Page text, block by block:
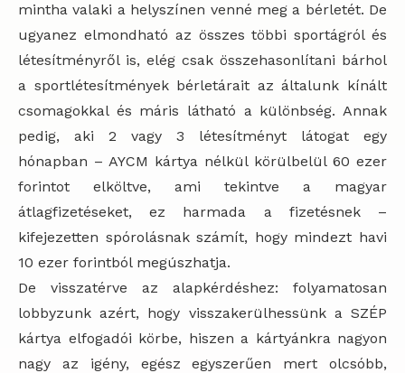
mintha valaki a helyszínen venné meg a bérletét. De
ugyanez elmondható az összes többi sportágról és
létesítményről is, elég csak összehasonlítani bárhol
a sportlétesítmények bérletárait az általunk kínált
csomagokkal és máris látható a különbség. Annak
pedig, aki 2 vagy 3 létesítményt látogat egy
hónapban – AYCM kártya nélkül körülbelül 60 ezer
forintot elköltve, ami tekintve a magyar
átlagfizetéseket, ez harmada a fizetésnek –
kifejezetten spórolásnak számít, hogy mindezt havi
10 ezer forintból megúszhatja.
De visszatérve az alapkérdéshez: folyamatosan
lobbyzunk azért, hogy visszakerülhessünk a SZÉP
kártya elfogadói körbe, hiszen a kártyánkra nagyon
nagy az igény, egész egyszerűen mert olcsóbb,